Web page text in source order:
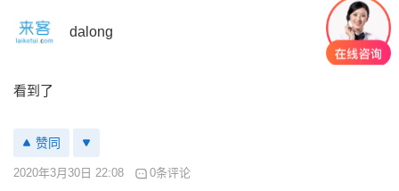
dalong
看到了
赞同
2020年3月30日 22:08 0条评论